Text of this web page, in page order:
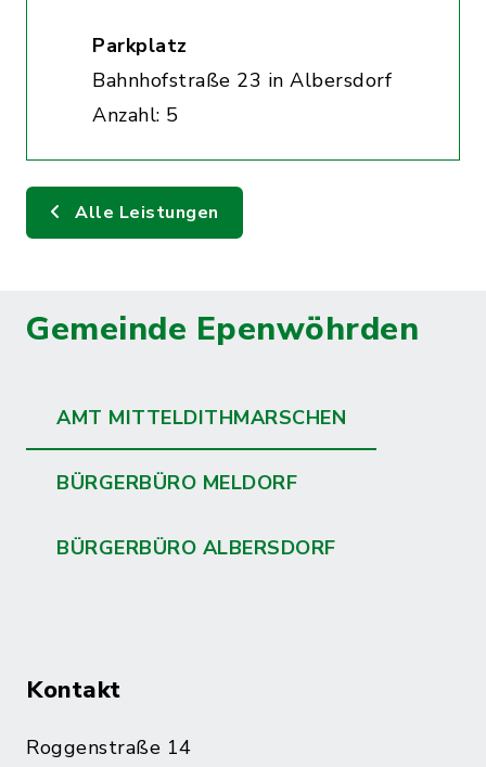
Parkplatz
Bahnhofstraße 23 in Albersdorf
Anzahl: 5
Alle Leistungen
Gemeinde Epenwöhrden
AMT MITTELDITHMARSCHEN
BÜRGERBÜRO MELDORF
BÜRGERBÜRO ALBERSDORF
Kontakt
Roggenstraße 14